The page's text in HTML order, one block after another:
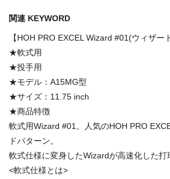
関連 KEYWORD
【HOH PRO EXCEL Wizard #01(ウィザー
★軟式用
★投手用
★モデル：A15MG型
★サイズ：11.75 inch
★商品特徴
軟式用Wizard #01。人気のHOH PRO
ドパターン。
軟式仕様に変身したWizardが高速化した打
<軟式仕様とは>